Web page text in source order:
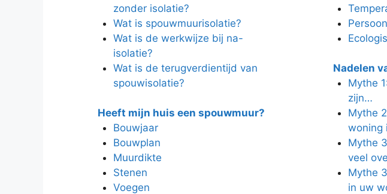
zonder isolatie?
Wat is spouwmuurisolatie?
Wat is de werkwijze bij na-
isolatie?
Wat is de terugverdientijd van
spouwisolatie?
Heeft mijn huis een spouwmuur?
Bouwjaar
Bouwplan
Muurdikte
Stenen
Voegen
Nadelen
Mythe
zijn…
Mythe
woning
Mythe
veel
Mythe
in uw